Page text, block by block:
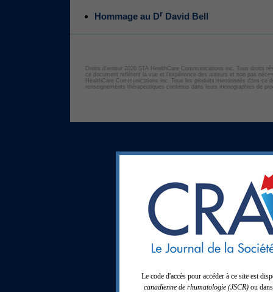
Hommage au Dr David Bell
Droits d'auteur 2026 STA HealthCare Communications inc. Tous droits
ce document reflètent la vue et l'expérience des auteurs et non pas
HealthCare Communications inc. Tous les produits mentionnés dans ce
renseignements thérapeutiques contenus dans leurs monographies de
Le code d'accès pour accéder à ce site est
canadienne de rhumatologie (JSCR)ou